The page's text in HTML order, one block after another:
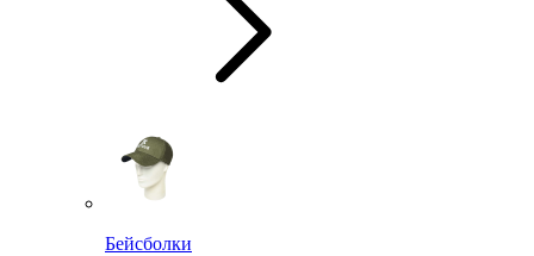
Бейсболки